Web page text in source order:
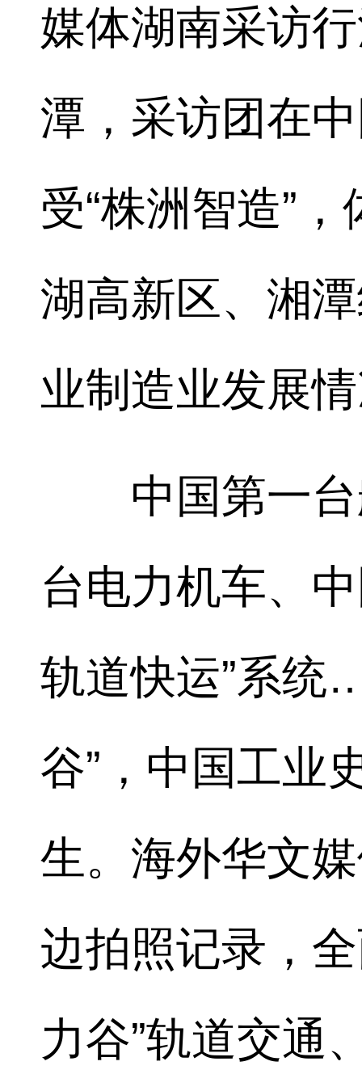
媒体湖南采访
潭，采访团在
受“株洲智造”
湖高新区、湘
业制造业发展
中国第一台
台电力机车、
轨道快运”系统
谷”，中国工业
生。海外华文
边拍照记录，
力谷”轨道交通